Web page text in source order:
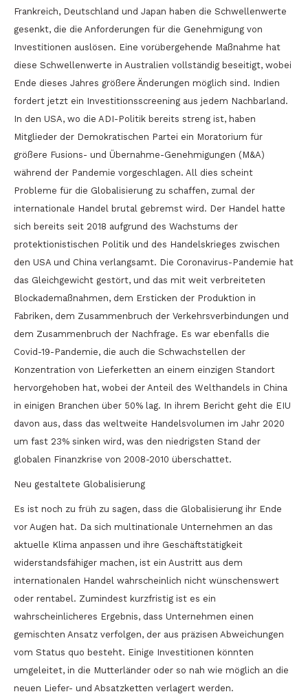
Frankreich, Deutschland und Japan haben die Schwellenwerte
gesenkt, die die Anforderungen für die Genehmigung von
Investitionen auslösen. Eine vorübergehende Maßnahme hat
diese Schwellenwerte in Australien vollständig beseitigt, wobei
Ende dieses Jahres größere Änderungen möglich sind. Indien
fordert jetzt ein Investitionsscreening aus jedem Nachbarland.
In den USA, wo die ADI-Politik bereits streng ist, haben
Mitglieder der Demokratischen Partei ein Moratorium für
größere Fusions- und Übernahme-Genehmigungen (M&A)
während der Pandemie vorgeschlagen. All dies scheint
Probleme für die Globalisierung zu schaffen, zumal der
internationale Handel brutal gebremst wird. Der Handel hatte
sich bereits seit 2018 aufgrund des Wachstums der
protektionistischen Politik und des Handelskrieges zwischen
den USA und China verlangsamt. Die Coronavirus-Pandemie hat
das Gleichgewicht gestört, und das mit weit verbreiteten
Blockademaßnahmen, dem Ersticken der Produktion in
Fabriken, dem Zusammenbruch der Verkehrsverbindungen und
dem Zusammenbruch der Nachfrage. Es war ebenfalls die
Covid-19-Pandemie, die auch die Schwachstellen der
Konzentration von Lieferketten an einem einzigen Standort
hervorgehoben hat, wobei der Anteil des Welthandels in China
in einigen Branchen über 50% lag. In ihrem Bericht geht die EIU
davon aus, dass das weltweite Handelsvolumen im Jahr 2020
um fast 23% sinken wird, was den niedrigsten Stand der
globalen Finanzkrise von 2008-2010 überschattet.
Neu gestaltete Globalisierung
Es ist noch zu früh zu sagen, dass die Globalisierung ihr Ende
vor Augen hat. Da sich multinationale Unternehmen an das
aktuelle Klima anpassen und ihre Geschäftstätigkeit
widerstandsfähiger machen, ist ein Austritt aus dem
internationalen Handel wahrscheinlich nicht wünschenswert
oder rentabel. Zumindest kurzfristig ist es ein
wahrscheinlicheres Ergebnis, dass Unternehmen einen
gemischten Ansatz verfolgen, der aus präzisen Abweichungen
vom Status quo besteht. Einige Investitionen könnten
umgeleitet, in die Mutterländer oder so nah wie möglich an die
neuen Liefer- und Absatzketten verlagert werden.